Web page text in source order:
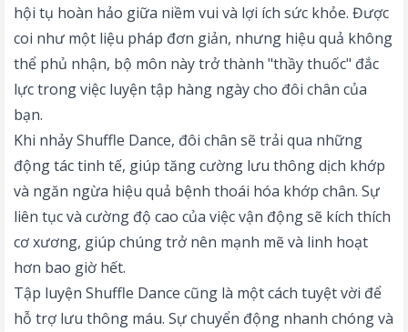
hội tụ hoàn hảo giữa niềm vui và lợi ích sức khỏe. Được
coi như một liệu pháp đơn giản, nhưng hiệu quả không
thể phủ nhận, bộ môn này trở thành "thầy thuốc" đắc
lực trong việc luyện tập hàng ngày cho đôi chân của
bạn.
Khi nhảy Shuffle Dance, đôi chân sẽ trải qua những
động tác tinh tế, giúp tăng cường lưu thông dịch khớp
và ngăn ngừa hiệu quả bệnh thoái hóa khớp chân. Sự
liên tục và cường độ cao của việc vận động sẽ kích thích
cơ xương, giúp chúng trở nên mạnh mẽ và linh hoạt
hơn bao giờ hết.
Tập luyện Shuffle Dance cũng là một cách tuyệt vời để
hỗ trợ lưu thông máu. Sự chuyển động nhanh chóng và